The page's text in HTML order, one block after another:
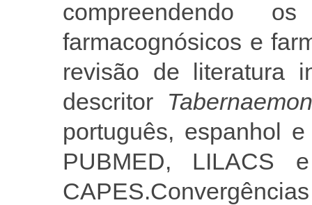
compreendendo
farmacognósicos e
revisão de literatura
descritor
português, espanhol
PUBMED, LILACS